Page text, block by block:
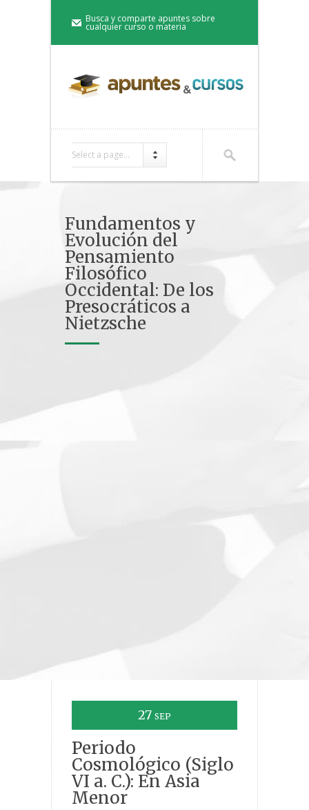
Busca y comparte apuntes sobre
cualquier curso o materia
Select a page...
Fundamentos y
Evolución del
Pensamiento
Filosófico
Occidental: De los
Presocráticos a
Nietzsche
27 SEP
Periodo
Cosmológico (Siglo
VI a. C.): En Asia
Menor